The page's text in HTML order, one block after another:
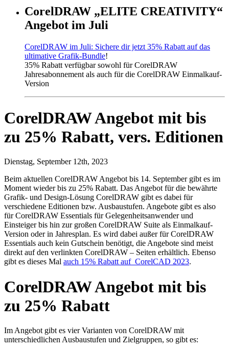
CorelDRAW „ELITE CREATIVITY“
Angebot im Juli
CorelDRAW im Juli: Sichere dir jetzt 35% Rabatt auf das
ultimative Grafik-Bundle!
35% Rabatt verfügbar sowohl für CorelDRAW
Jahresabonnement als auch für die CorelDRAW Einmalkauf-
Version
CorelDRAW Angebot mit bis
zu 25% Rabatt, vers. Editionen
Dienstag, September 12th, 2023
Beim aktuellen CorelDRAW Angebot bis 14. September gibt es im
Moment wieder bis zu 25% Rabatt. Das Angebot für die bewährte
Grafik- und Design-Lösung CorelDRAW gibt es dabei für
verschiedene Editionen bzw. Ausbaustufen. Angebote gibt es also
für CorelDRAW Essentials für Gelegenheitsanwender und
Einsteiger bis hin zur großen CorelDRAW Suite als Einmalkauf-
Version oder in Jahresplan. Es wird dabei außer für CorelDRAW
Essentials auch kein Gutschein benötigt, die Angebote sind meist
direkt auf den verlinkten CorelDRAW – Seiten erhältlich. Ebenso
gibt es dieses Mal auch 15% Rabatt auf CorelCAD 2023.
CorelDRAW Angebot mit bis
zu 25% Rabatt
Im Angebot gibt es vier Varianten von CorelDRAW mit
unterschiedlichen Ausbaustufen und Zielgruppen, so gibt es: